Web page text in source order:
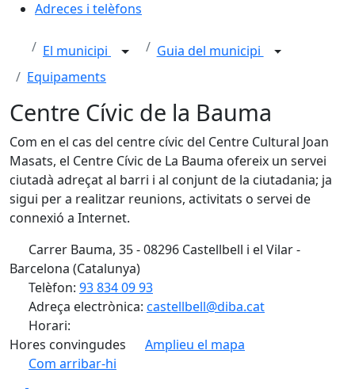
Adreces i telèfons
El municipi
Guia del municipi
Equipaments
Centre Cívic de la Bauma
Com en el cas del centre cívic del Centre Cultural Joan
Masats, el Centre Cívic de La Bauma ofereix un servei
ciutadà adreçat al barri i al conjunt de la ciutadania; ja
sigui per a realitzar reunions, activitats o servei de
connexió a Internet.
Carrer Bauma, 35 - 08296 Castellbell i el Vilar -
Barcelona (Catalunya)
Telèfon: 93 834 09 93
Adreça electrònica: castellbell@diba.cat
Horari:
Hores convingudes
Amplieu el mapa
Com arribar-hi